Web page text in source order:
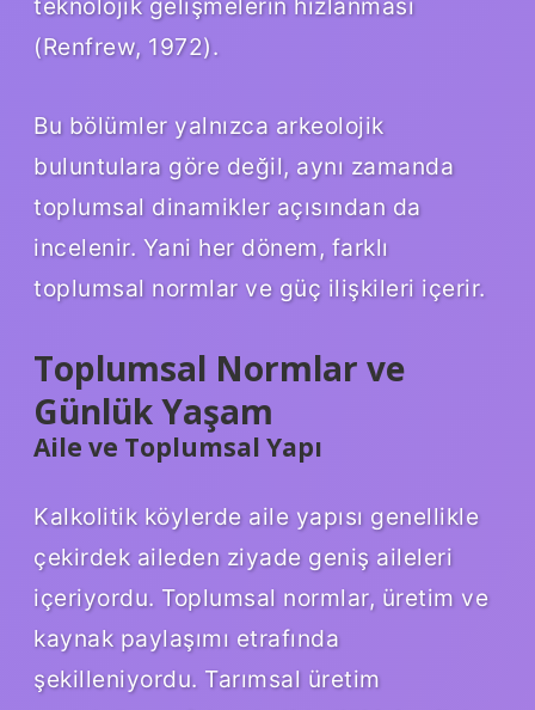
teknolojik gelişmelerin hızlanması
(Renfrew, 1972).
Bu bölümler yalnızca arkeolojik
buluntulara göre değil, aynı zamanda
toplumsal dinamikler açısından da
incelenir. Yani her dönem, farklı
toplumsal normlar ve güç ilişkileri içerir.
Toplumsal Normlar ve
Günlük Yaşam
Aile ve Toplumsal Yapı
Kalkolitik köylerde aile yapısı genellikle
çekirdek aileden ziyade geniş aileleri
içeriyordu. Toplumsal normlar, üretim ve
kaynak paylaşımı etrafında
şekilleniyordu. Tarımsal üretim